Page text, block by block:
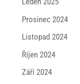
Prosinec 2024
Listopad 2024
Říjen 2024
Září 2024